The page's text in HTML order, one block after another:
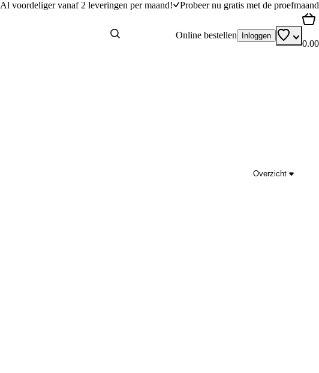
Al voordeliger vanaf 2 leveringen per maand! Probeer nu gratis met de proefmaand
Online bestellen Inloggen
0.00
Overzicht